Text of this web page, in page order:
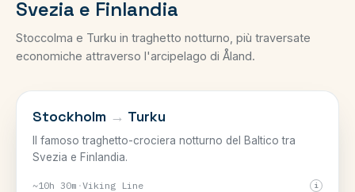
Svezia e Finlandia
Stoccolma e Turku in traghetto notturno, più traversate
economiche attraverso l'arcipelago di Åland.
SVEZIA–FINLANDIA
Stockholm → Turku
Il famoso traghetto-crociera notturno del Baltico tra
Svezia e Finlandia.
~10h 30m ·Viking Line i